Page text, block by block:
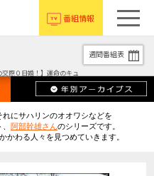
番組情報
際０日婚！】運命のキュ
週間番組表
にサハリンのオオワシなどを
阿部幹雄さんのシリーズです。
かわる人々を見つめていきます。